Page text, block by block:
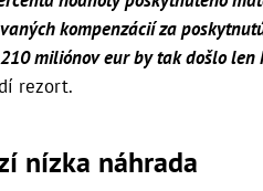
kompenzácií za
miliónov eur by tak došlo
rezort.
nízka náhrada